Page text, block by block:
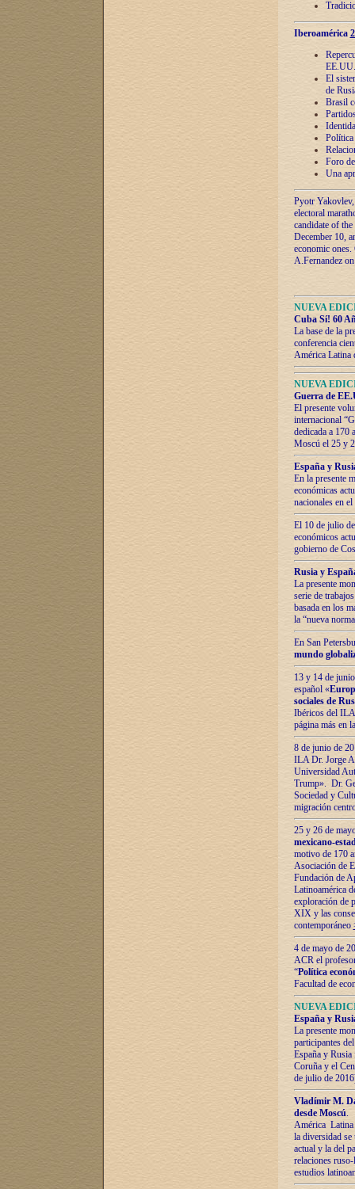
Iberoamérica
EE.UU.
El
de
Brasil
Política
Foro
Una
Pyotr
electoral
candidate of
December 10,
economic
A.Fernandez
NUEVA
Cuba Sí! 60
La base de la
conferencia
América Latina
NUEVA
Guerra de
El presente
internacional
dedicada a 170
Moscú el 25 y
España y
En la presente
económicas
nacionales en
El 10 de julio
económicos
gobierno de
Rusia y
La presente
serie de
basada en los
la “nueva
En San
mundo
13 y 14 de
español «
sociales de
Ibéricos del ILA
página más en
8 de junio de
ILA Dr. Jorge
Universidad
Trump». Dr.
Sociedad y
migración
25 y 26 de
mexicano-
motivo de 170
Asociación de
Fundación de
Latinoamérica
exploración de
XIX y las
contemporáneo
4 de mayo de
ACR el
“Política
Facultad de
NUEVA
España y
La presente
participantes
España y
Coruña y el
de julio de
Vladímir М.
desde Moscú.
América Latina
la diversidad
actual у lа del
relaciones
estudios